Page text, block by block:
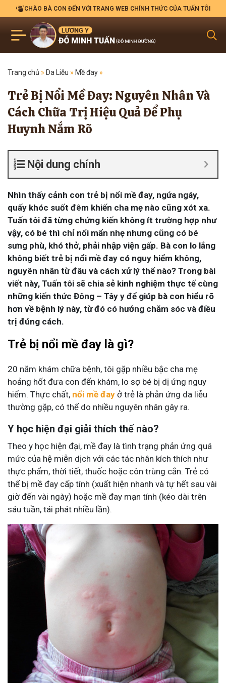
CHÀO BÀ CON ĐẾN VỚI TRANG WEB CHÍNH THỨC CỦA TUẤN TÔI
Trang chủ » Da Liễu » Mề đay »
Trẻ Bị Nổi Mề Đay: Nguyên Nhân Và
Cách Chữa Trị Hiệu Quả Để Phụ
Huynh Nắm Rõ
Nội dung chính
Nhìn thấy cảnh con trẻ bị nổi mề đay, ngứa ngáy,
quấy khóc suốt đêm khiến cha mẹ nào cũng xót xa.
Tuấn tôi đã từng chứng kiến không ít trường hợp như
vậy, có bé thì chỉ nổi mẩn nhẹ nhưng cũng có bé
sưng phù, khó thở, phải nhập viện gấp. Bà con lo lắng
không biết trẻ bị nổi mề đay có nguy hiểm không,
nguyên nhân từ đâu và cách xử lý thế nào? Trong bài
viết này, Tuấn tôi sẽ chia sẻ kinh nghiệm thực tế cùng
những kiến thức Đông – Tây y để giúp bà con hiểu rõ
hơn về bệnh lý này, từ đó có hướng chăm sóc và điều
trị đúng cách.
Trẻ bị nổi mề đay là gì?
20 năm khám chữa bệnh, tôi gặp nhiều bậc cha mẹ
hoảng hốt đưa con đến khám, lo sợ bé bị dị ứng nguy
hiểm. Thực chất, nổi mề đay ở trẻ là phản ứng da liễu
thường gặp, có thể do nhiều nguyên nhân gây ra.
Y học hiện đại giải thích thế nào?
Theo y học hiện đại, mề đay là tình trạng phản ứng quá
mức của hệ miễn dịch với các tác nhân kích thích như
thực phẩm, thời tiết, thuốc hoặc côn trùng cắn. Trẻ có
thể bị mề đay cấp tính (xuất hiện nhanh và tự hết sau vài
giờ đến vài ngày) hoặc mề đay mạn tính (kéo dài trên
sáu tuần, tái phát nhiều lần).